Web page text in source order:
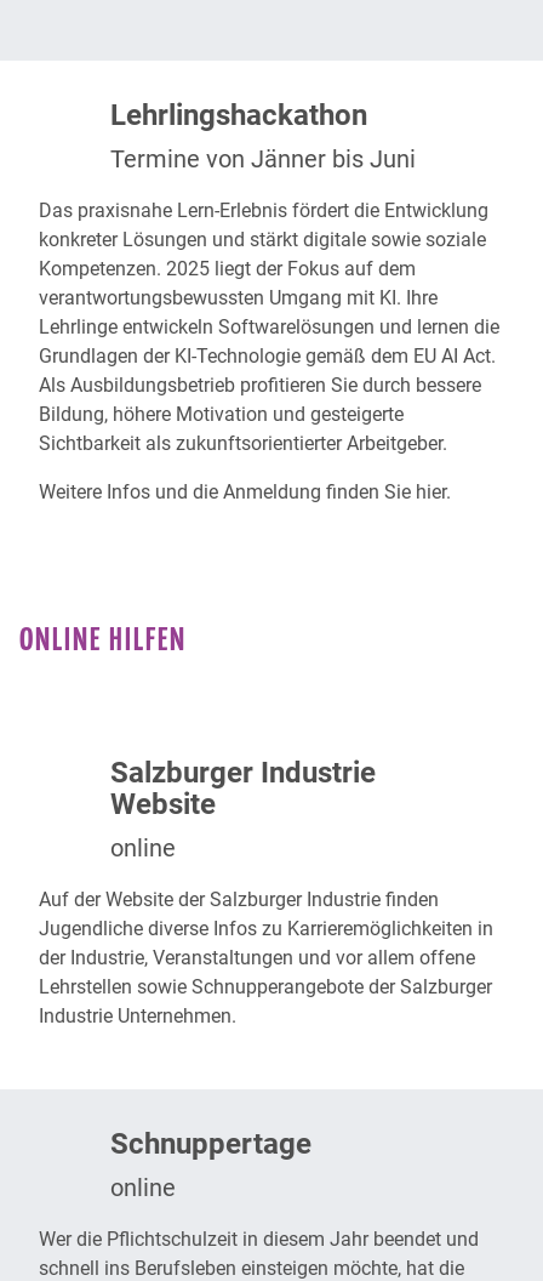
Lehrlingshackathon
Termine von Jänner bis Juni
Das praxisnahe Lern-Erlebnis fördert die Entwicklung
konkreter Lösungen und stärkt digitale sowie soziale
Kompetenzen. 2025 liegt der Fokus auf dem
verantwortungsbewussten Umgang mit KI. Ihre
Lehrlinge entwickeln Softwarelösungen und lernen die
Grundlagen der KI-Technologie gemäß dem EU AI Act.
Als Ausbildungsbetrieb profitieren Sie durch bessere
Bildung, höhere Motivation und gesteigerte
Sichtbarkeit als zukunftsorientierter Arbeitgeber.
Weitere Infos und die Anmeldung finden Sie hier.
ONLINE HILFEN
Salzburger Industrie
Website
online
Auf der Website derSalzburger Industrie finden
Jugendliche diverse Infos zu Karrieremöglichkeiten in
der Industrie, Veranstaltungen und vor allem offene
Lehrstellen sowie Schnupperangebote der Salzburger
Industrie Unternehmen.
Schnuppertage
online
Wer die Pflichtschulzeit in diesem Jahr beendet und
schnell ins Berufsleben einsteigen möchte, hat die